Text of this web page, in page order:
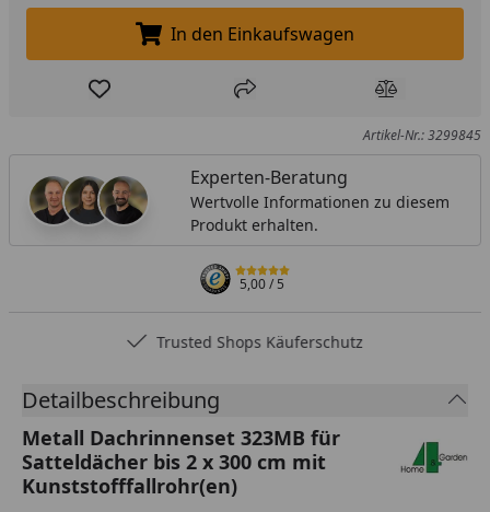
In den Einkaufswagen legen
In den Einkaufswagen
Produkt zur Wunschliste hinzufügen
Teilen Produkt
Artikel-Nr.: 3299845
Experten-Beratung
Wertvolle Informationen zu diesem
Produkt erhalten.
5,00/ 5
Trusted Shops Käuferschutz
Detailbeschreibung
Metall Dachrinnenset 323MB für
Satteldächer bis 2 x 300 cm mit
Kunststofffallrohr(en)